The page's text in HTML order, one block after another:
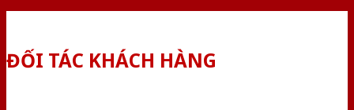
ĐỐI TÁC KHÁCH HÀNG